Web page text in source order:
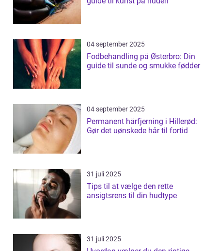
04 september 2025
Fodbehandling på Østerbro: Din
guide til sunde og smukke fødder
04 september 2025
Permanent hårfjerning i Hillerød:
Gør det uønskede hår til fortid
31 juli 2025
Tips til at vælge den rette
ansigtsrens til din hudtype
31 juli 2025